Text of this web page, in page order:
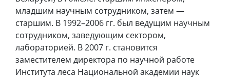
младшим научным сотрудником, затем —
старшим. В 1992–2006 гг. был ведущим научным
сотрудником, заведующим сектором,
лабораторией. В 2007 г. становится
заместителем директора по научной работе
Института леса Национальной академии наук